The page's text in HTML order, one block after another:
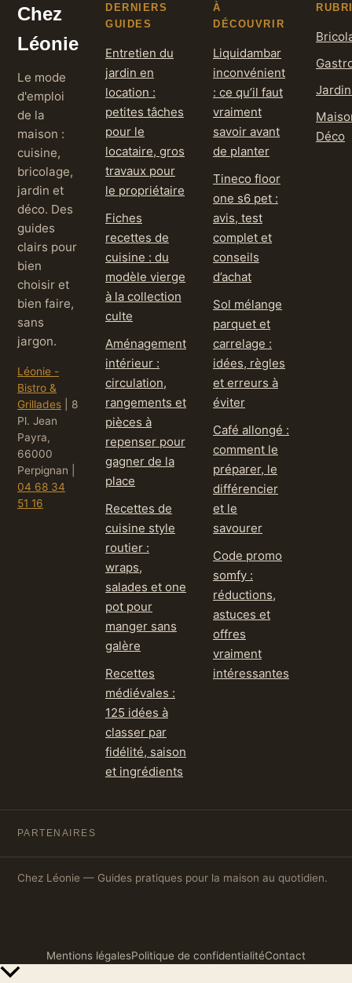
Chez
Léonie
Le mode
d'emploi
de la
maison :
cuisine,
bricolage,
jardin et
déco. Des
guides
clairs pour
bien
choisir et
bien faire,
sans
jargon.
Léonie -
Bistro &
Grillades
8
Pl. Jean
Payra,
66000
Perpignan
04 68 34
51 16
DERNIERS
GUIDES
Entretien du
jardin en
location :
petites tâches
pour le
locataire, gros
travaux pour
le propriétaire
Fiches
recettes de
cuisine : du
modèle vierge
à la collection
culte
Aménagement
intérieur :
circulation,
rangements et
pièces à
repenser pour
gagner de la
place
Recettes de
cuisine style
routier :
wraps,
salades et one
pot pour
manger sans
galère
Recettes
médiévales :
125 idées à
classer par
fidélité, saison
et ingrédients
À
DÉCOUVRIR
Liquidambar
inconvénient
: ce qu’il faut
vraiment
savoir avant
de planter
Tineco floor
one s6 pet :
avis, test
complet et
conseils
d’achat
Sol mélange
parquet et
carrelage :
idées, règles
et erreurs à
éviter
Café allongé :
comment le
préparer, le
différencier
et le
savourer
Code promo
somfy :
réductions,
astuces et
offres
vraiment
intéressantes
Déco
PARTENAIRES
Chez Léonie — Guides pratiques pour la maison au quotidien.
Mentions légalesPolitique de confidentialitéContact